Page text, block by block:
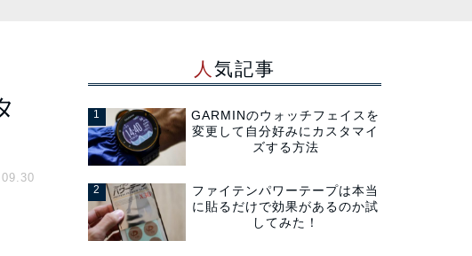
人気記事
GARMINのウォッチフェイスを
変更して自分好みにカスタマイ
ズする方法
ファイテンパワーテープは本当
に貼るだけで効果があるのか試
してみた！